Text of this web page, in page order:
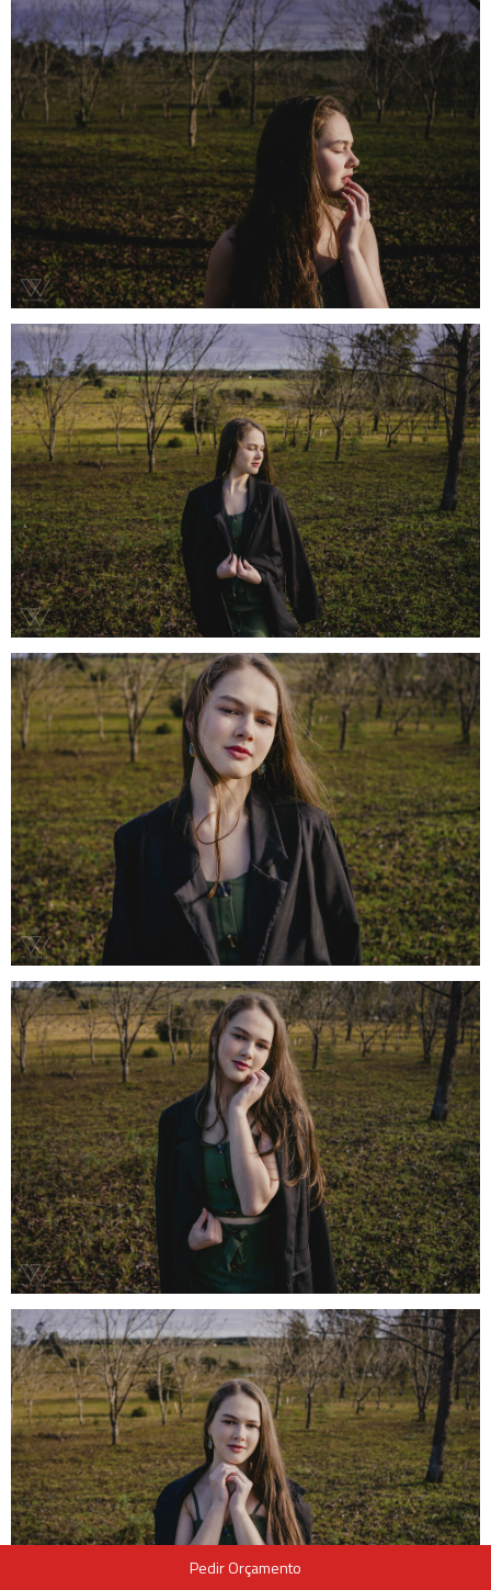
Pedir Orçamento